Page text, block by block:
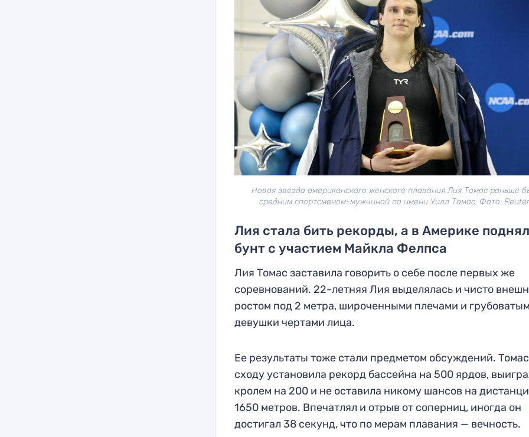
Новая звезда американского женского плавания Лия Томас раньше
средним спортсменом-мужчиной по имени Уилл Томас. Фото:
Лия стала бить рекорды, а в Америке
бунт с участием Майкла Фелпса
Лия Томас заставила говорить о себе после первых же
соревнований. 22-летняя Лия выделялась и чисто
ростом под 2 метра, широченными плечами и
девушки чертами лица.
Ее результаты тоже стали предметом обсуждений. Томас
сходу установила рекорд бассейна на 500 ярдов,
кролем на 200 и не оставила никому шансов на
1650 метров. Впечатлял и отрыв от соперниц, иногда он
достигал 38 секунд, что по мерам плавания — вечность.